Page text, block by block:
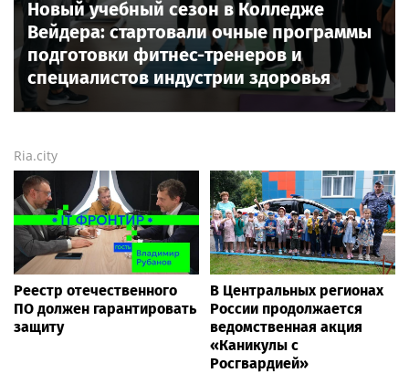
Новый учебный сезон в Колледже
Вейдера: стартовали очные программы
подготовки фитнес-тренеров и
специалистов индустрии здоровья
Ria.city
Реестр отечественного
ПО должен гарантировать
защиту
В Центральных регионах
России продолжается
ведомственная акция
«Каникулы с
Росгвардией»